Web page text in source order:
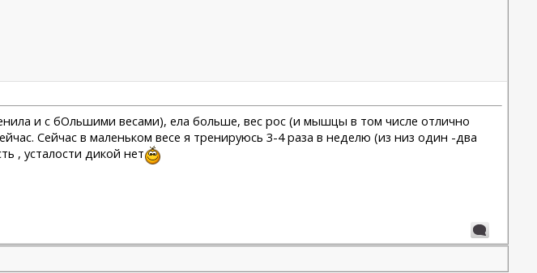
и с бОльшими весами), ела больше, вес рос (и мышцы в том числе отлично
Сейчас в маленьком весе я тренируюсь 3-4 раза в неделю (из низ один -два
, усталости дикой нет